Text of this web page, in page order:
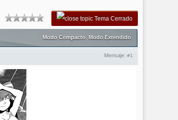
Tema Cerrado
Modo Compacto Modo Extendido
Mensaje: #1